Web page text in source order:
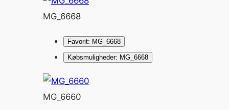
MG_6668
Favorit: MG_6668
Købsmuligheder: MG_6668
MG_6660